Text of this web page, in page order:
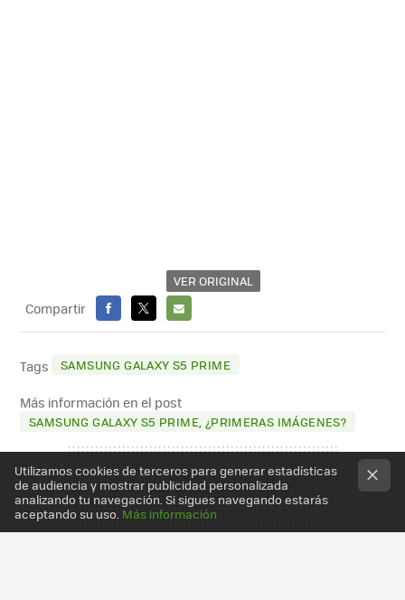
VER ORIGINAL
Compartir
FACEBOOK
X
E-
MAIL
Tags SAMSUNG GALAXY S5 PRIME
Más información en el post
SAMSUNG GALAXY S5 PRIME, ¿PRIMERAS IMÁGENES?
Utilizamos cookies de terceros para generar estadísticas
de audiencia y mostrar publicidad personalizada
analizando tu navegación. Si sigues navegando estarás
aceptando su uso. Más información